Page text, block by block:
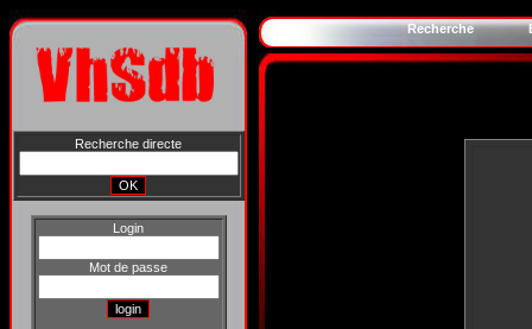
Recherche directe
Login
Mot de passe
Recherche